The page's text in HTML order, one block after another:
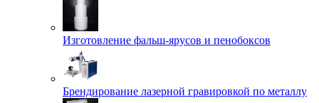
Изготовление фальш-ярусов и пенобоксов
Брендирование лазерной гравировкой по металлу